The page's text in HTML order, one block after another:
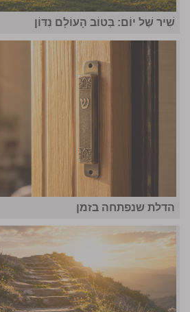
שִׁיר שֶׁל יוֹם: בְּטוֹב הָעוֹלָם נִדּוֹן
הדלת שנפתחה בזמן